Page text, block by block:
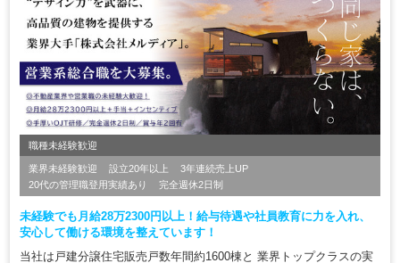
職種未経験歓迎
業界未経験歓迎 設立20年以上
3年連続売上UP
20代の管理職登用実績あり
完全週休2日制
未経験でも月給28万2300円以上！給与待遇や社員教育に力を入れ、
安心して働ける環境を整えています！
当社は戸建分譲住宅販売戸数年間約1600棟と 業界トップクラスの実